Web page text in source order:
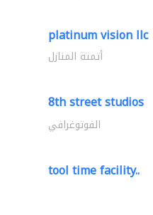
platinum vision llc
أتمتة المنازل
8th street studios
الفوتوغرافي
tool time facility..